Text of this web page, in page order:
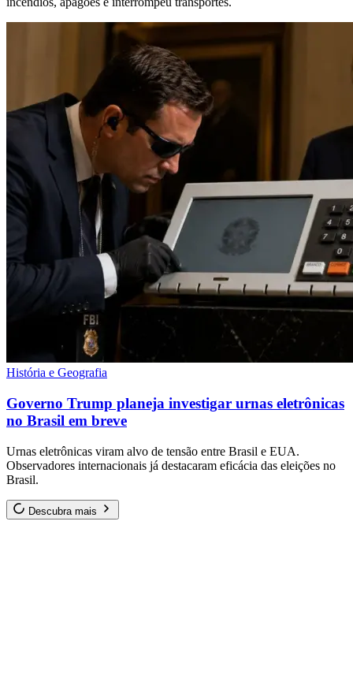
História e Geografia
Governo Trump planeja investigar urnas eletrônicas
no Brasil em breve
Urnas eletrônicas viram alvo de tensão entre Brasil e EUA.
Observadores internacionais já destacaram eficácia das eleições no
Brasil.
Descubra mais